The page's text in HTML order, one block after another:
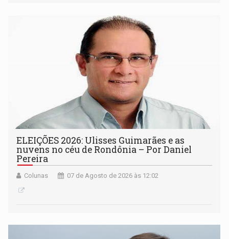
ELEIÇÕES 2026: Ulisses Guimarães e as
nuvens no céu de Rondônia – Por Daniel
Pereira
Colunas 07 de Agosto de 2026 às 12:02